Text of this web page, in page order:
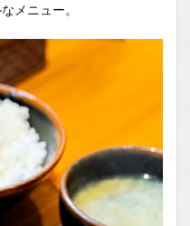
メニュー。